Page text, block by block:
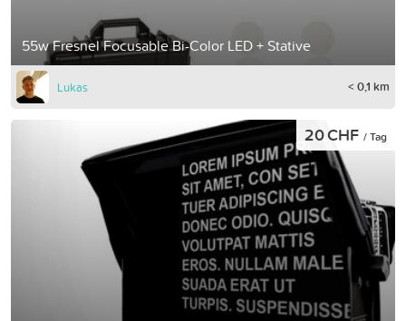
55w Fresnel Focusable Bi-Color LED + Stative
Lukas < 0,1 km
20 CHF / Tag